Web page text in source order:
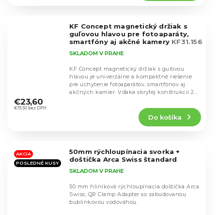
KF Concept magnetický držiak s
guľovou hlavou pre fotoaparáty,
smartfóny aj akčné kamery KF31.156
hodnotenie
produktu
hviezdičiek.
SKLADOM V PRAHE
€19,50 bez DPH
€23,60
Do košíka
KF Concept magnetický držiak s guľovou
hlavou je univerzálne a kompaktné riešenie
pre uchytenie fotoaparátov, smartfónov aj
akčných kamier. Vďaka skrytej konštrukcii 2v1
AKCIA
POSLEDNÉ KUSY
50mm rýchloupínacia svorka +
doštička Arca Swiss štandard
SKLADOM V PRAHE
50 mm hliníková rýchloupínacia doštička Arca
Swiss, QR Clamp Adapter so zabudovanou
bublinkovou vodováhou.